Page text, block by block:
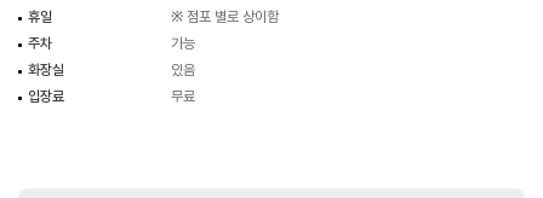
휴일
※ 점포 별로 상이함
주차
가능
화장실
있음
입장료
무료